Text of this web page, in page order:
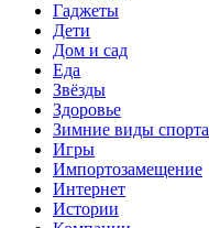
Гаджеты
Дети
Дом и сад
Еда
Звёзды
Здоровье
Зимние виды спорта
Игры
Импортозамещение
Интернет
Истории